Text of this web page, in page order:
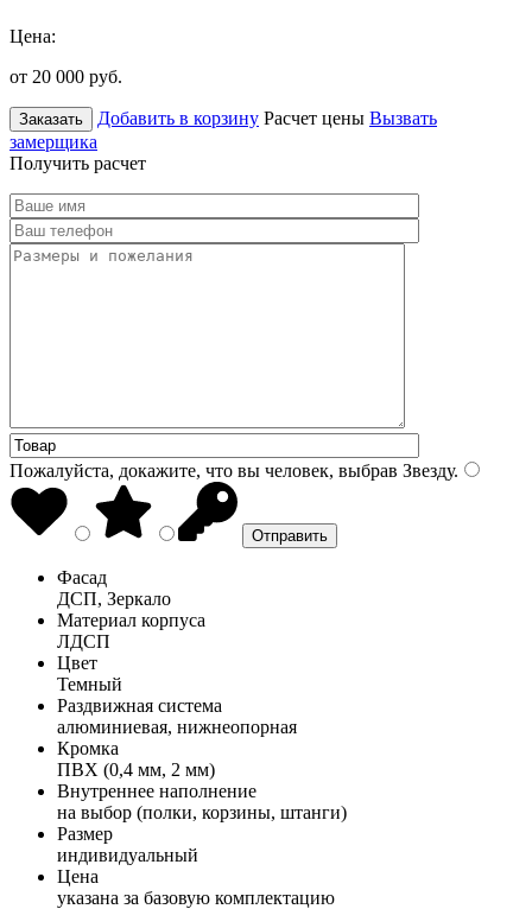
Цена:
от 20 000 руб.
Заказать Добавить в корзину Расчет цены Вызвать
замерщика
Получить расчет
Пожалуйста, докажите, что вы человек, выбрав Звезду.
Фасад
ДСП, Зеркало
Материал корпуса
ЛДСП
Цвет
Темный
Раздвижная система
алюминиевая, нижнеопорная
Кромка
ПВХ (0,4 мм, 2 мм)
Внутреннее наполнение
на выбор (полки, корзины, штанги)
Размер
индивидуальный
Цена
указана за базовую комплектацию